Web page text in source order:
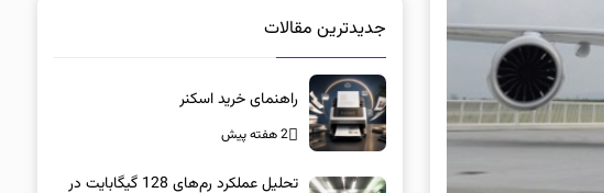
جدیدترین مقالات
راهنمای خرید اسکنر
2 هفته پیش
تحلیل عملکرد رم‌های 128 گیگابایت در